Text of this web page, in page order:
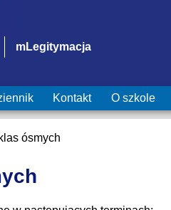
mLegitymacja
Kontakt O szkole
ósmych